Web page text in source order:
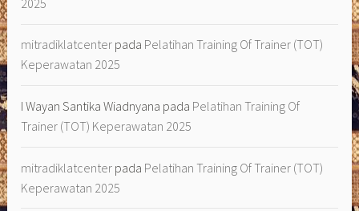
mitradiklatcenter pada Pelatihan Training Of Trainer (TOT)
Keperawatan 2025
I Wayan Santika Wiadnyana pada Pelatihan Training Of
Trainer (TOT) Keperawatan 2025
mitradiklatcenter pada Pelatihan Training Of Trainer (TOT)
Keperawatan 2025